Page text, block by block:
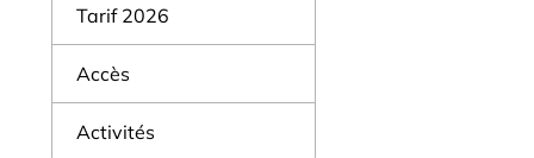
Tarif 2026
Accès
Activités